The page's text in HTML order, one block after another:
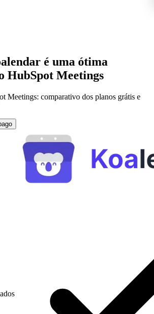
é uma ótima
HubSpot Meetings
Meetings: comparativo dos planos grátis e